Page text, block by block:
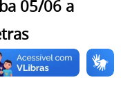
05/06 a
em